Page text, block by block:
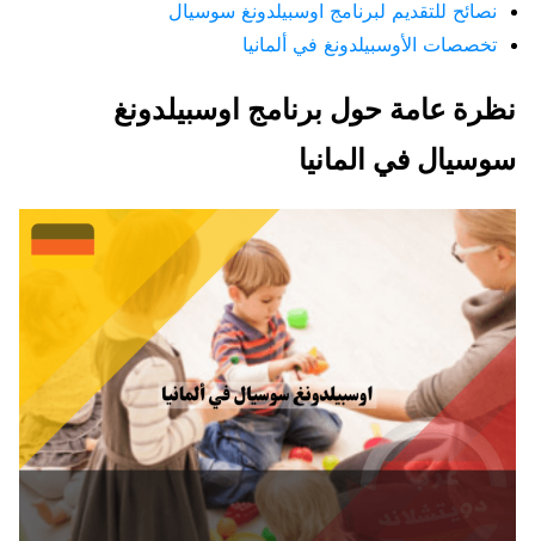
نصائح للتقديم لبرنامج اوسبيلدونغ سوسيال
تخصصات الأوسبيلدونغ في ألمانيا
نظرة عامة حول برنامج اوسبيلدونغ
سوسيال في المانيا